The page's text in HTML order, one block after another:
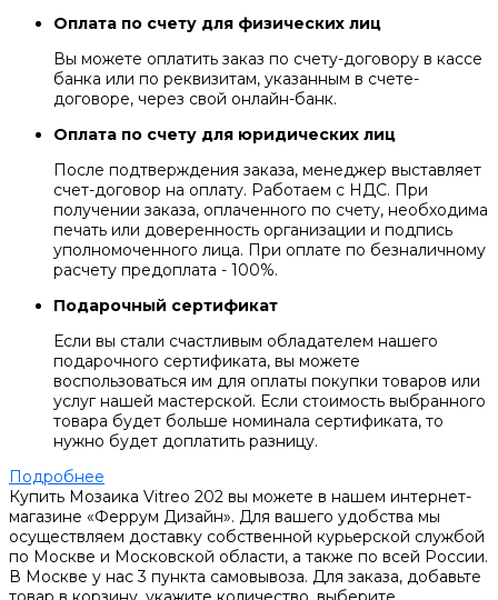
Оплата по счету для физических лиц
Вы можете оплатить заказ по счету-договору в кассе
банка или по реквизитам, указанным в счете-
договоре, через свой онлайн-банк.
Оплата по счету для юридических лиц
После подтверждения заказа, менеджер выставляет
счет-договор на оплату. Работаем с НДС. При
получении заказа, оплаченного по счету, необходима
печать или доверенность организации и подпись
уполномоченного лица. При оплате по безналичному
расчету предоплата - 100%.
Подарочный сертификат
Если вы стали счастливым обладателем нашего
подарочного сертификата, вы можете
воспользоваться им для оплаты покупки товаров или
услуг нашей мастерской. Если стоимость выбранного
товара будет больше номинала сертификата, то
нужно будет доплатить разницу.
Подробнее
Купить Мозаика Vitreo 202 вы можете в нашем интернет-
магазине «Феррум Дизайн». Для вашего удобства мы
осуществляем доставку собственной курьерской службой
по Москве и Московской области, а также по всей России.
В Москве у нас 3 пункта самовывоза. Для заказа, добавьте